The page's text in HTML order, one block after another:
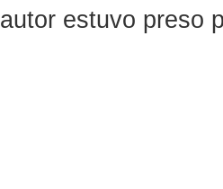
autor estuvo preso